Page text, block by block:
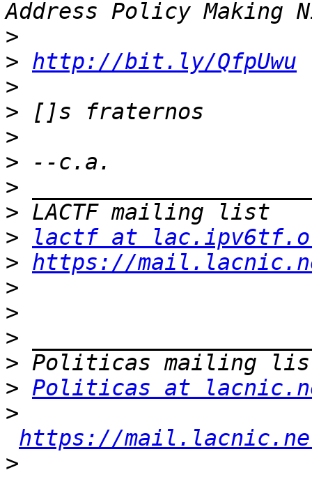
>
> http://bit.ly/QfpUwu
>
>
>
>
>
>
>
lactf at
> https://
>
>
>
>
> Politicas at
>
https://
>